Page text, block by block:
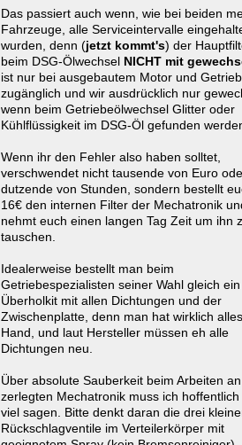
Das passiert auch wenn, wie bei beiden
Fahrzeuge, alle Serviceintervalle
wurden, denn (jetzt kommt's) der
beim DSG-Ölwechsel NICHT mit
ist nur bei ausgebautem Motor und
zugänglich und wir ausdrücklich nur
wenn beim Getriebeölwechsel Glitter oder
Kühlflüssigkeit im DSG-Öl gefunden
Wenn ihr den Fehler also haben solltet,
verschwendet nicht tausende von Euro
dutzende von Stunden, sondern bestellt
16€ den internen Filter der Mechatronik
nehmt euch einen langen Tag Zeit um ihn
tauschen.
Idealerweise bestellt man beim
Getriebespezialisten seiner Wahl gleich ein
Überholkit mit allen Dichtungen und der
Zwischenplatte, denn man hat wirklich
Hand, und laut Hersteller müssen eh alle
Dichtungen neu.
Über absolute Sauberkeit beim Arbeiten
zerlegten Mechatronik muss ich hoffentlich
viel sagen. Bitte denkt daran die drei
Rückschlagventile im Verteilerkörper mit